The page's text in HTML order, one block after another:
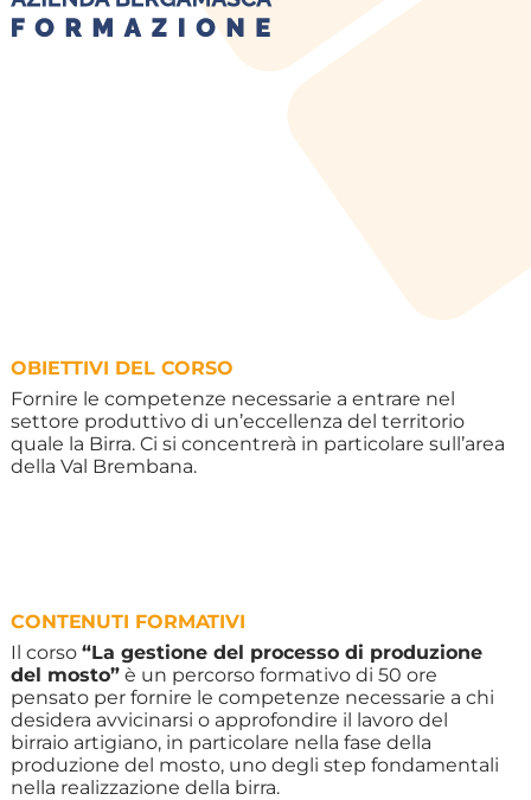
OBIETTIVI DEL CORSO
Fornire le competenze necessarie a entrare nel
settore produttivo di un’eccellenza del territorio
quale la Birra. Ci si concentrerà in particolare sull’area
della Val Brembana.
CONTENUTI FORMATIVI
Il corso “La gestione del processo di produzione
del mosto”è un percorso formativo di 50 ore
pensato per fornire le competenze necessarie a chi
desidera avvicinarsi o approfondire il lavoro del
birraio artigiano, in particolare nella fase della
produzione del mosto, uno degli step fondamentali
nella realizzazione della birra.